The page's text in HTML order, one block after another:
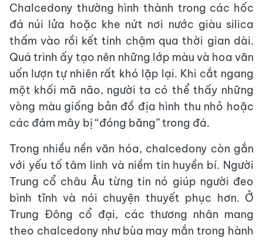
Chalcedony thường hình thành trong các hốc
đá núi lửa hoặc khe nứt nơi nước giàu silica
thấm vào rồi kết tinh chậm qua thời gian dài.
Quá trình ấy tạo nên những lớp màu và hoa văn
uốn lượn tự nhiên rất khó lặp lại. Khi cắt ngang
một khối mã não, người ta có thể thấy những
vòng màu giống bản đồ địa hình thu nhỏ hoặc
các đám mây bị “đóng băng” trong đá.
Trong nhiều nền văn hóa, chalcedony còn gắn
với yếu tố tâm linh và niềm tin huyền bí. Người
Trung cổ châu Âu từng tin nó giúp người đeo
bình tĩnh và nói chuyện thuyết phục hơn. Ở
Trung Đông cổ đại, các thương nhân mang
theo chalcedony như bùa may mắn trong hành